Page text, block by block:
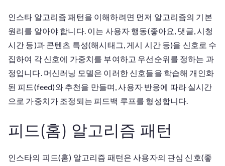
인스타 알고리즘 패턴을 이해하려면 먼저 알고리즘의 기본
원리를 알아야 합니다. 이는 사용자 행동(좋아요, 댓글, 시청
시간 등)과 콘텐츠 특성(해시태그, 게시 시간 등)을 신호로 수
집하여 각 신호에 가중치를 부여하고 우선순위를 정하는 과
정입니다. 머신러닝 모델은 이러한 신호들을 학습해 개인화
된 피드(feed)와 추천을 만들며, 사용자 반응에 따라 실시간
으로 가중치가 조정되는 피드백 루프를 형성합니다.
피드(홈) 알고리즘 패턴
인스타의 피드(홈) 알고리즘 패턴은 사용자의 관심 신호(좋